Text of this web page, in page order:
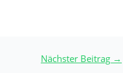
Nächster Beitrag →